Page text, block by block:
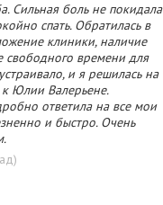
Сильная боль не покидала
спать. Обратилась в
клиники, наличие
свободного времени для
и я решилась на
Юлии Валерьене.
ответила на все мои
и быстро. Очень